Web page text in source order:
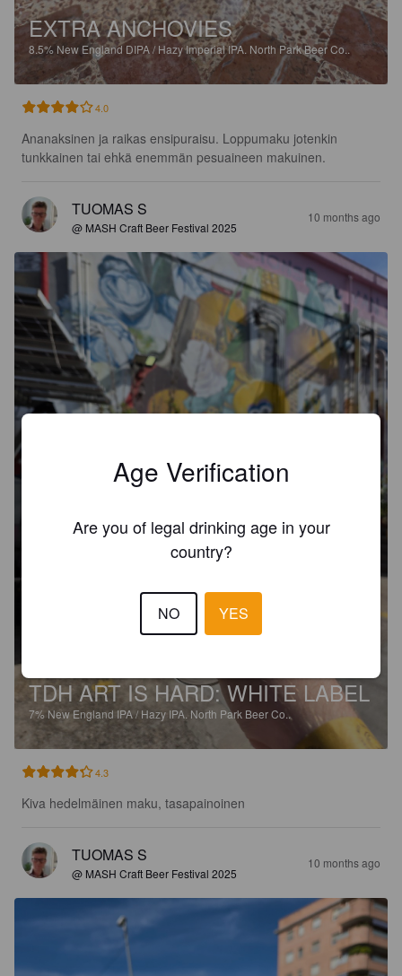
EXTRA ANCHOVIES
8.5% New England DIPA / Hazy Imperial IPA. North Park Beer Co..
4.0
Ananaksinen ja raikas ensipuraisu. Loppumaku jotenkin
tunkkainen tai ehkä enemmän pesuaineen makuinen.
TUOMAS S
@ MASH Craft Beer Festival 2025
10 months ago
TDH ART IS HARD: WHITE LABEL
7% New England IPA / Hazy IPA. North Park Beer Co..
4.3
Kiva hedelmäinen maku, tasapainoinen
TUOMAS S
@ MASH Craft Beer Festival 2025
10 months ago
Age Verification
Are you of legal drinking age in your
country?
NO YES